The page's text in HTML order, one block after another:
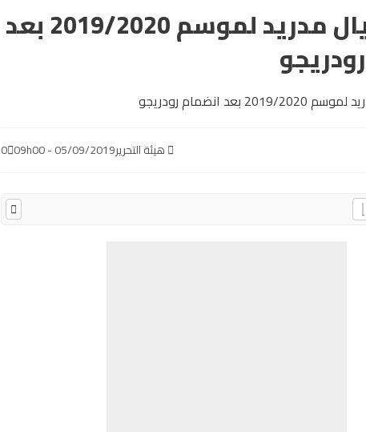
قائمة ريال مدريد لموسم 2019/2020 بعد
هيئة التحرير05/09/2019 - 09h00
0